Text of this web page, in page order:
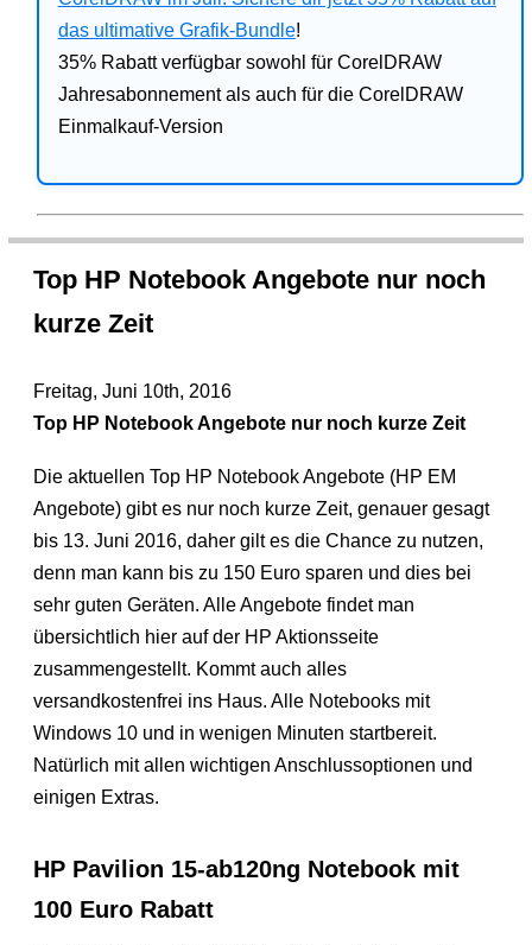
das ultimative Grafik-Bundle!
35% Rabatt verfügbar sowohl für CorelDRAW
Jahresabonnement als auch für die CorelDRAW
Einmalkauf-Version
Top HP Notebook Angebote nur noch
kurze Zeit
Freitag, Juni 10th, 2016
Top HP Notebook Angebote nur noch kurze Zeit
Die aktuellen Top HP Notebook Angebote (HP EM
Angebote) gibt es nur noch kurze Zeit, genauer gesagt
bis 13. Juni 2016, daher gilt es die Chance zu nutzen,
denn man kann bis zu 150 Euro sparen und dies bei
sehr guten Geräten. Alle Angebote findet man
übersichtlich hier auf der HP Aktionsseite
zusammengestellt. Kommt auch alles
versandkostenfrei ins Haus. Alle Notebooks mit
Windows 10 und in wenigen Minuten startbereit.
Natürlich mit allen wichtigen Anschlussoptionen und
einigen Extras.
HP Pavilion 15-ab120ng Notebook mit
100 Euro Rabatt